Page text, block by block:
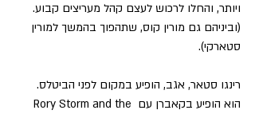
ויותר, והחלו לרכוש לעצם קהל מעריצים קבוע.
(וביניהם גם מורין קוס, שתהפוך בהמשך למורין
סטארקי).
רינגו סטאר, אגב, הופיע במקום לפני הביטלס.
הוא הופיע בקאברן עם Rory Storm and the